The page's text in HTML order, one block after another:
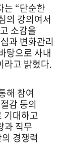
는 “단순한
의 강의여서
소감을
과 변화관리
탕으로 사내
라고 밝혔다.
해 참여
감 등의
기대하고
과 직무
경쟁력